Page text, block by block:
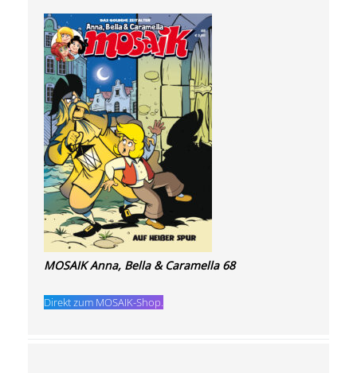
MOSAIK Anna, Bella & Caramella 68
Direkt zum MOSAIK-Shop.